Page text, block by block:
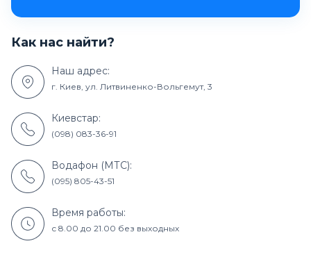
Как нас найти?
Наш адрес:
г. Киев, ул. Литвиненко-Вольгемут, 3
Киевстар:
(098) 083-36-91
Водафон (МТС):
(095) 805-43-51
Время работы:
с 8.00 до 21.00 без выходных